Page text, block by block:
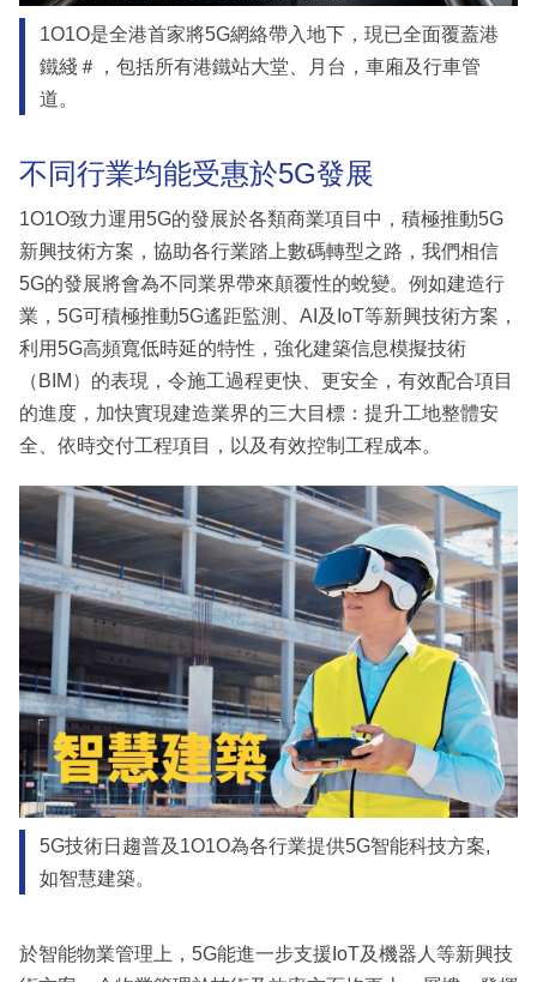
1O1O是全港首家將5G網絡帶入地下，現已全面覆蓋港
鐵綫＃，包括所有港鐵站大堂、月台，車廂及行車管
道。
不同行業均能受惠於5G發展
1O1O致力運用5G的發展於各類商業項目中，積極推動5G
新興技術方案，協助各行業踏上數碼轉型之路，我們相信
5G的發展將會為不同業界帶來顛覆性的蛻變。例如建造行
業，5G可積極推動5G遙距監測、AI及IoT等新興技術方案，
利用5G高頻寬低時延的特性，強化建築信息模擬技術
（BIM）的表現，令施工過程更快、更安全，有效配合項目
的進度，加快實現建造業界的三大目標：提升工地整體安
全、依時交付工程項目，以及有效控制工程成本。
5G技術日趨普及1O1O為各行業提供5G智能科技方案,
如智慧建築。
於智能物業管理上，5G能進一步支援IoT及機器人等新興技